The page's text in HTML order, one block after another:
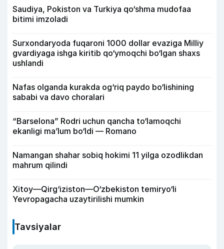
Saudiya, Pokiston va Turkiya qo‘shma mudofaa
bitimi imzoladi
Surxondaryoda fuqaroni 1000 dollar evaziga Milliy
gvardiyaga ishga kiritib qo‘ymoqchi bo‘lgan shaxs
ushlandi
Nafas olganda kurakda og‘riq paydo bo‘lishining
sababi va davo choralari
“Barselona” Rodri uchun qancha to‘lamoqchi
ekanligi ma’lum bo‘ldi — Romano
Namangan shahar sobiq hokimi 11 yilga ozodlikdan
mahrum qilindi
Xitoy—Qirg‘iziston—O‘zbekiston temiryo‘li
Yevropagacha uzaytirilishi mumkin
Tavsiyalar